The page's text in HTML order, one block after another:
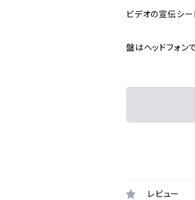
ビデオの宣伝シー
盤はヘッドフォン
レビュー